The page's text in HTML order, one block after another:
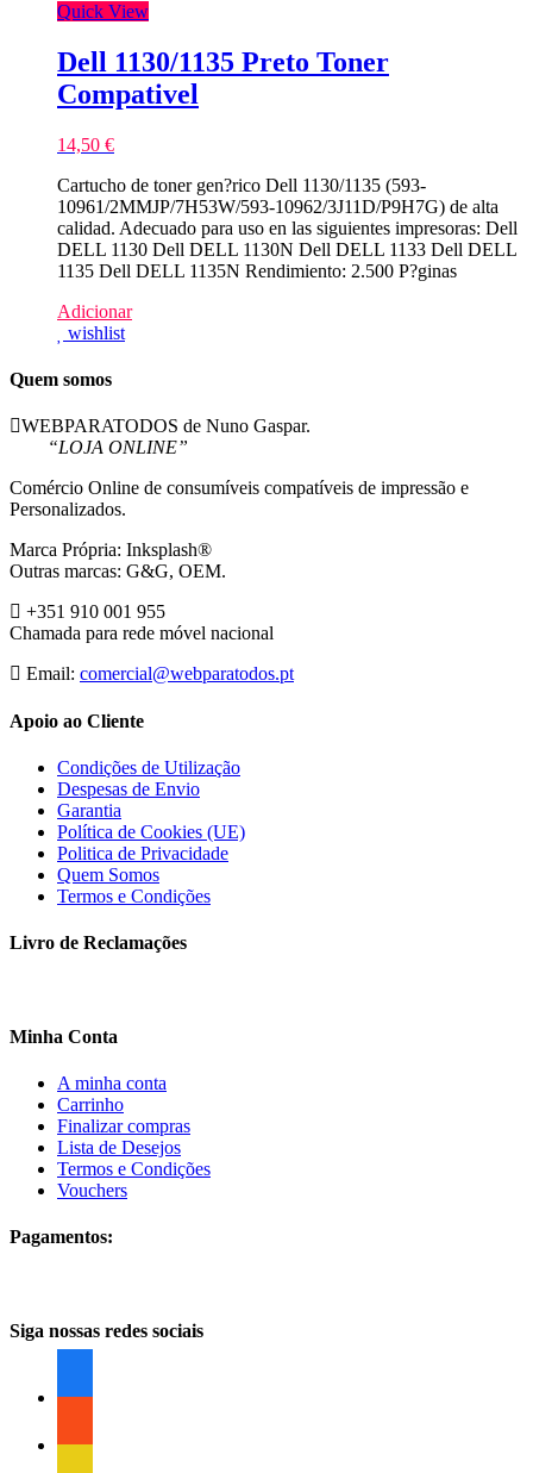
Quick View
Dell 1130/1135 Preto Toner
Compativel
14,50 €
Cartucho de toner gen?rico Dell 1130/1135 (593-
10961/2MMJP/7H53W/593-10962/3J11D/P9H7G) de alta
calidad. Adecuado para uso en las siguientes impresoras: Dell
DELL 1130 Dell DELL 1130N Dell DELL 1133 Dell DELL
1135 Dell DELL 1135N Rendimiento: 2.500 P?ginas
Adicionar
wishlist
Quem somos
WEBPARATODOS de Nuno Gaspar.
“LOJA ONLINE”
Comércio Online de consumíveis compatíveis de impressão e
Personalizados.
Marca Própria: Inksplash®
Outras marcas: G&G, OEM.
+351 910 001 955
Chamada para rede móvel nacional
Email: comercial@webparatodos.pt
Apoio ao Cliente
Condições de Utilização
Despesas de Envio
Garantia
Política de Cookies (UE)
Politica de Privacidade
Quem Somos
Termos e Condições
Livro de Reclamações
Minha Conta
A minha conta
Carrinho
Finalizar compras
Lista de Desejos
Termos e Condições
Vouchers
Pagamentos:
Siga nossas redes sociais